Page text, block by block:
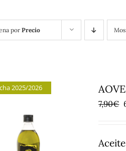
por Precio
2025/2026
7,90€